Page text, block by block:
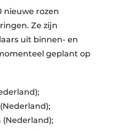
nieuwe rozen
Ze zijn
uit binnen- en
geplant op